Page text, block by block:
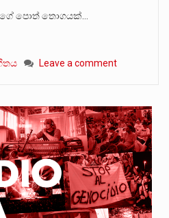
පොත් තොගයක්…
Leave a comment